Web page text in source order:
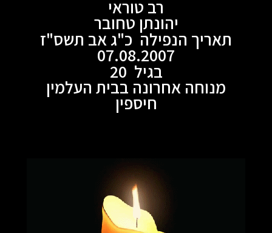
רב טוראי
יהונתן טחובר
תאריך הנפילה כ"ג אב תשס"ז
07.08.2007
בגיל 20
מנוחה אחרונה בבית העלמין
חיספין